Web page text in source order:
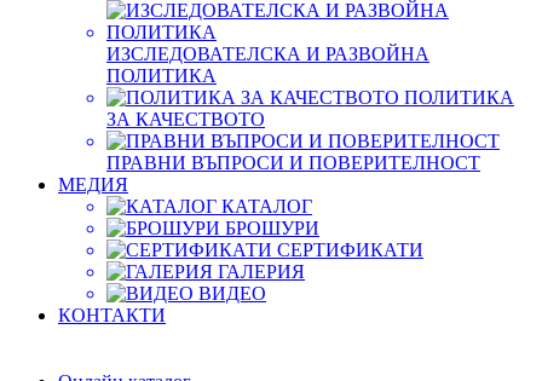
ИЗСЛЕДОВАТЕЛСКА И РАЗВОЙНА
ПОЛИТИКА
ПОЛИТИКА
ЗА КАЧЕСТВОТО
ПРАВНИ ВЪПРОСИ И ПОВЕРИТЕЛНОСТ
МЕДИЯ
КАТАЛОГ
БРОШУРИ
СЕРТИФИКАТИ
ГАЛЕРИЯ
ВИДЕО
КОНТАКТИ